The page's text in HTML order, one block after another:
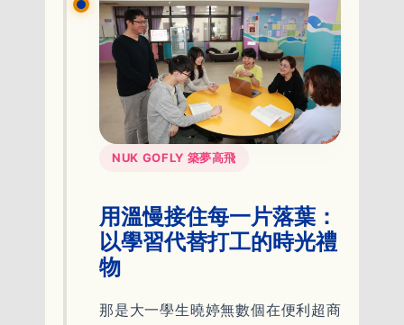
NUK GOFLY 築夢高飛
用溫慢接住每一片落葉：
以學習代替打工的時光禮
物
那是大一學生曉婷無數個在便利超商